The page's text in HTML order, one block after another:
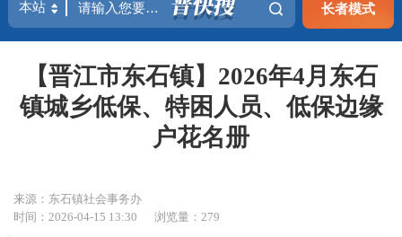
长者模式
【晋江市东石镇】2026年4月东石
镇城乡低保、特困人员、低保边缘
户花名册
来源：东石镇社会事务办
时间：2026-04-15 13:30
浏览量：279